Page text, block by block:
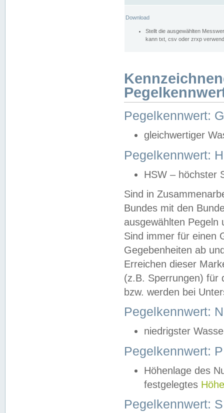
Download
Stellt die ausgewählten
kann txt, csv oder zrxp
Pegelkennwert:
gleichwertiger
Pegelkennwert:
HSW – höchster
Sind in
Bundes mit den
ausgewählten
Sind immer für einen
Gegebenheiten ab
Erreichen dieser
(z.B. Sperrungen) für
bzw. werden bei
Pegelkennwert:
niedrigster
Pegelkennwert:
Höhenlage des
festgelegtes
Pegelkennwert: